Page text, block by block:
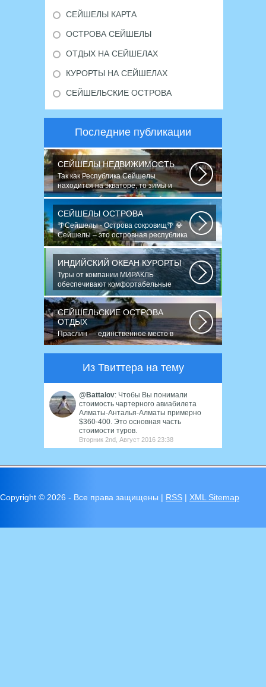
СЕЙШЕЛЫ КАРТА
ОСТРОВА СЕЙШЕЛЫ
ОТДЫХ НА СЕЙШЕЛАХ
КУРОРТЫ НА СЕЙШЕЛАХ
СЕЙШЕЛЬСКИЕ ОСТРОВА
Последние публикации
СЕЙШЕЛЫ НЕДВИЖИМОСТЬ
Так как Республика Сейшелы
находится на экваторе, то зимы и
снега не знает...
СЕЙШЕЛЫ ОСТРОВА
🌴Сейшелы - Острова сокровищ🌴 💎
Сейшелы – это островная республика
в Индийском...
ИНДИЙСКИЙ ОКЕАН КУРОРТЫ
Туры от компании МИРАКЛЬ
обеспечивают комфортабельные
путешествия в 120...
СЕЙШЕЛЬСКИЕ ОСТРОВА
ОТДЫХ
Праслин — единственное место в
мире, где растёт морской кокос «коко-
де-мер»...
Из Твиттера на тему
@ Battalov: Чтобы Вы понимали
стоимость чартерного авиабилета
Алматы-Анталья-Алматы примерно
$360-400. Это основная часть
стоимости туров.
Вторник 2nd, Август 2016 23:38
Copyright © 2026 - Все права защищены | RSS | XML Sitemap